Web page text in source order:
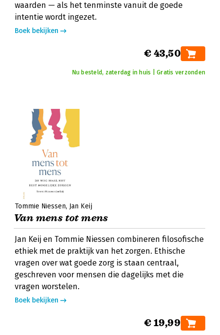
waarden — als het tenminste vanuit de goede
intentie wordt ingezet.
Boek bekijken
€ 43,50
Nu besteld, zaterdag in huis | Gratis verzonden
Tommie Niessen Jan Keij
Van mens tot mens
Jan Keij en Tommie Niessen combineren filosofische
ethiek met de praktijk van het zorgen. Ethische
vragen over wat goede zorg is staan centraal,
geschreven voor mensen die dagelijks met die
vragen worstelen.
Boek bekijken
€ 19,99